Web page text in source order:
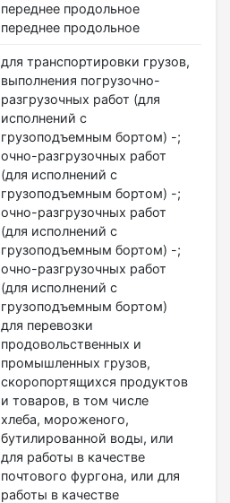
переднее продольное
переднее продольное
для транспортировки грузов,
выполнения погрузочно-
разгрузочных работ (для
исполнений с
грузоподъемным бортом) -;
очно-разгрузочных работ
(для исполнений с
грузоподъемным бортом) -;
очно-разгрузочных работ
(для исполнений с
грузоподъемным бортом) -;
очно-разгрузочных работ
(для исполнений с
грузоподъемным бортом)
для перевозки
продовольственных и
промышленных грузов,
скоропортящихся продуктов
и товаров, в том числе
хлеба, мороженого,
бутилированной воды, или
для работы в качестве
почтового фургона, или для
работы в качестве